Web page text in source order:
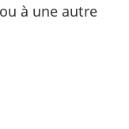
à une autre